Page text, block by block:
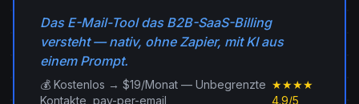
Das E-Mail-Tool das B2B-SaaS-Billing
versteht — nativ, ohne Zapier, mit KI aus
einem Prompt.
💰 Kostenlos → $19/Monat — Unbegrenzte
Kontakte, pay-per-email
★★★★
4.9/5